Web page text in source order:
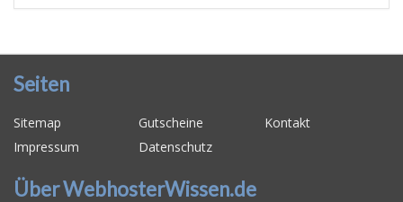
Seiten
Sitemap Gutscheine
Kontakt
Impressum
Datenschutz
Über WebhosterWissen.de